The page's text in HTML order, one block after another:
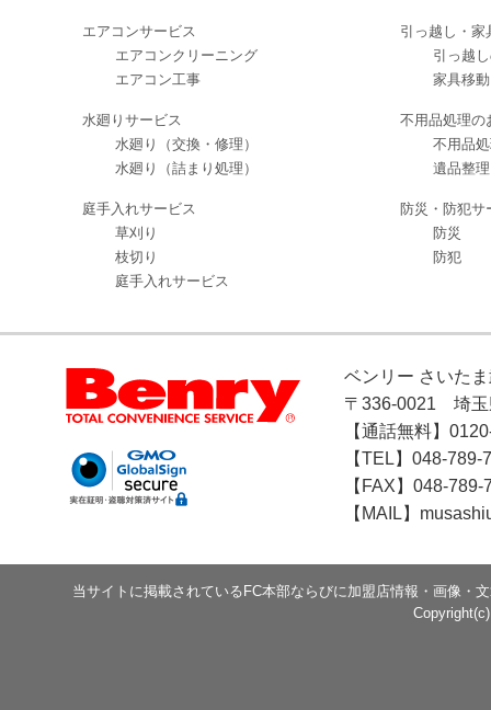
エアコンサービス
エアコンクリーニング
エアコン工事
水廻りサービス
水廻り（交換・修理）
水廻り（詰まり処理）
庭手入れサービス
草刈り
枝切り
庭手入れサービス
引っ越し・家
引っ越
家具移動
不用品処理の
不用品
遺品整理
防災・防犯サ
防災
防犯
ベンリー さいた
〒336-0021 埼玉
【通話無料】
【TEL】048-789-
【FAX】048-789-
【MAIL】
当サイトに掲載されているFC本部ならびに加盟店情報・画像・